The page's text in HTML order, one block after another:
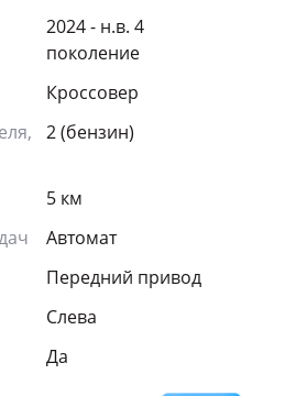
2024 - н.в. 4
поколение
Кроссовер
2 (бензин)
5 км
Автомат
Передний привод
Слева
Да